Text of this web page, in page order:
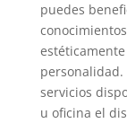
puedes
personalidad.
servicios
u oficina el